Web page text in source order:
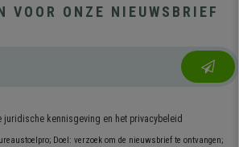
VOOR ONZE NIEUWSBRIEF
juridische kennisgeving en het privacybeleid
Doel: verzoek om de nieuwsbrief te ontvangen;